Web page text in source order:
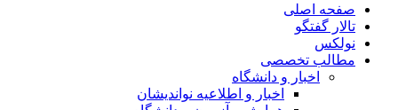
صفحه اصلی
تالار گفتگو
نولکس
مطالب تخصصی
اخبار و دانشگاه
اخبار و اطلاعیه نواندیشان